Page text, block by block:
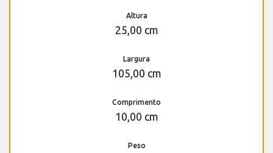
Altura
25,00 cm
Largura
105,00 cm
Comprimento
10,00 cm
Peso